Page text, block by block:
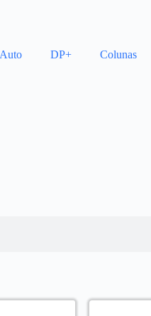
DP+ Colunas